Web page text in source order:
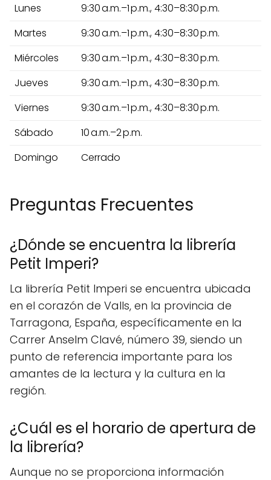
Lunes
9:30 a.m.–1 p.m., 4:30–8:30 p.m.
Martes
9:30 a.m.–1 p.m., 4:30–8:30 p.m.
Miércoles
9:30 a.m.–1 p.m., 4:30–8:30 p.m.
Jueves
9:30 a.m.–1 p.m., 4:30–8:30 p.m.
Viernes
9:30 a.m.–1 p.m., 4:30–8:30 p.m.
Sábado
10 a.m.–2 p.m.
Domingo
Cerrado
Preguntas Frecuentes
¿Dónde se encuentra la librería
Petit Imperi?
La librería Petit Imperi se encuentra ubicada
en el corazón de Valls, en la provincia de
Tarragona, España, específicamente en la
Carrer Anselm Clavé, número 39, siendo un
punto de referencia importante para los
amantes de la lectura y la cultura en la
región.
¿Cuál es el horario de apertura de
la librería?
Aunque no se proporciona información